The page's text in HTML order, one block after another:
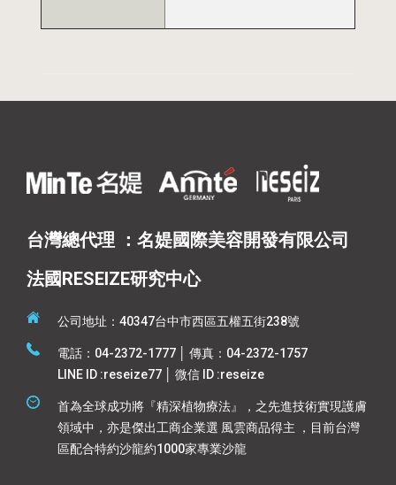
台灣總代理 ：名媞國際美容開發有限公司
法國RESEIZE研究中心
公司地址：40347台中市西區五權五街238號
電話：04-2372-1777 │ 傳真：04-2372-1757
LINE ID :reseize77 │ 微信 ID :reseize
首為全球成功將『精深植物療法』，之先進技術實現護膚
領域中，亦是傑出工商企業選 風雲商品得主 ，目前台灣
區配合特約沙龍約1000家專業沙龍